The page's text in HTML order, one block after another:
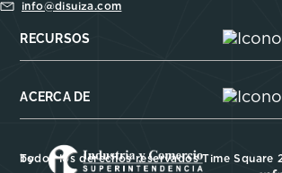
info@disuiza.com
RECURSOS
ACERCA DE
Todos los derechos reservados Time Square 2022 Empowered by